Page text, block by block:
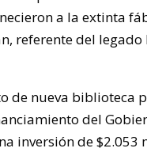
a la extinta
referente del
de nueva biblioteca
del
inversión de $2.053